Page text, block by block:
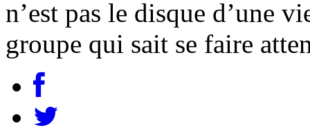
n’est pas le disque d’une
groupe qui sait se faire